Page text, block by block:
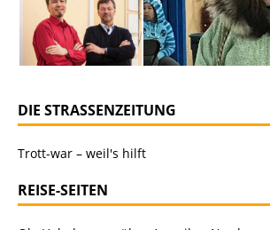
DIE STRASSENZEITUNG
Trott-war – weil's hilft
REISE-SEITEN